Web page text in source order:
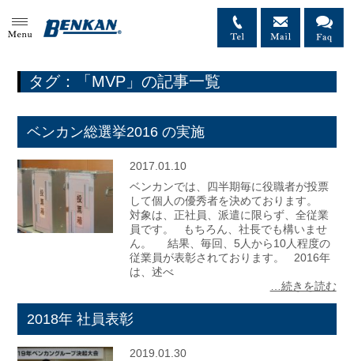
タグ：「MVP」の記事一覧
ベンカン総選挙2016 の実施
2017.01.10
ベンカンでは、四半期毎に役職者が投票
して個人の優秀者を決めております。
対象は、正社員、派遣に限らず、全従業
員です。 もちろん、社長でも構いませ
ん。 結果、毎回、5人から10人程度の
従業員が表彰されております。 2016年
は、述べ
…続きを読む
2018年 社員表彰
2019.01.30